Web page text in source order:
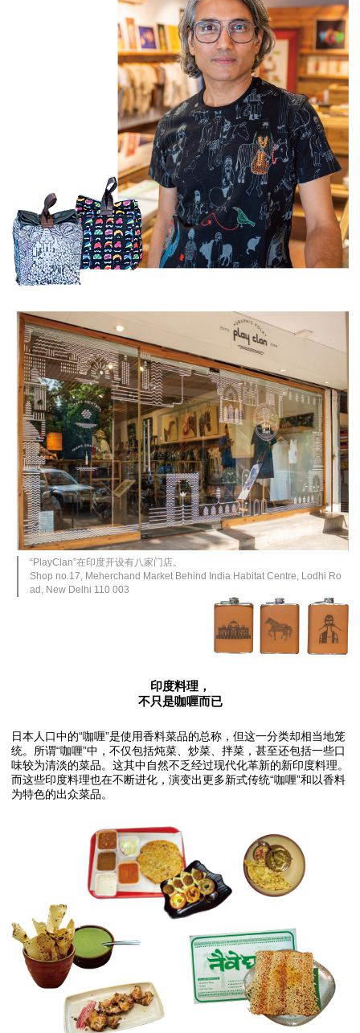
“PlayClan”在印度开设有八家门店。
Shop no.17, Meherchand Market Behind India Habitat Centre, Lodhi Ro
ad, New Delhi 110 003
印度料理，
不只是咖喱而已
日本人口中的“咖喱”是使用香料菜品的总称，但这一分类却相当地笼
统。所谓“咖喱”中，不仅包括炖菜、炒菜、拌菜，甚至还包括一些口
味较为清淡的菜品。这其中自然不乏经过现代化革新的新印度料理。
而这些印度料理也在不断进化，演变出更多新式传统“咖喱”和以香料
为特色的出众菜品。